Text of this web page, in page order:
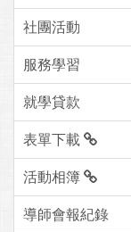
社團活動
服務學習
就學貸款
表單下載
活動相簿
導師會報紀錄